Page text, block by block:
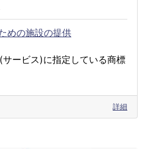
めの施設の提供
ービス)に指定している商標
詳細